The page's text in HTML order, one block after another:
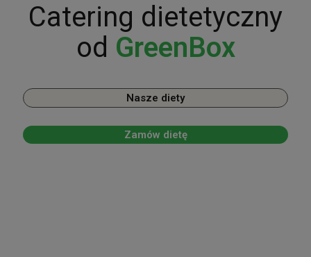
Catering dietetyczny
od GreenBox
Nasze diety
Zamów dietę